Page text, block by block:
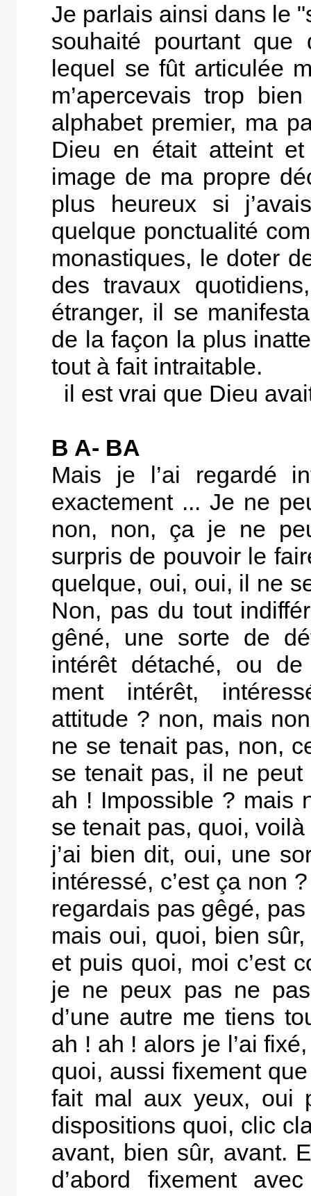
Je parlais ainsi dans le
souhaité pourtant
lequel se fût articulée
m’apercevais trop
alphabet premier, ma
Dieu en était atteint et
image de ma propre
plus heureux si
quelque ponctualité
monastiques, le doter
des travaux
étranger, il se
de la façon la plus
tout à fait intraitable.
il est vrai que Dieu
B A- BA
Mais je l’ai regardé
exactement ... Je ne
non, non, ça je ne
surpris de pouvoir le
quelque, oui, oui, il ne
Non, pas du tout
gêné, une sorte de
intérêt détaché, ou de
ment intérêt,
attitude ? non, mais
ne se tenait pas, non,
se tenait pas, il ne peut
ah ! Impossible ? mais
se tenait pas, quoi, voilà
j’ai bien dit, oui, une
intéressé, c’est ça non
regardais pas gêgé,
mais oui, quoi, bien
et puis quoi, moi c’est
je ne peux pas ne
d’une autre me tiens
ah ! ah ! alors je l’ai
quoi, aussi fixement
fait mal aux yeux, oui
dispositions quoi, clic
avant, bien sûr, avant.
d’abord fixement